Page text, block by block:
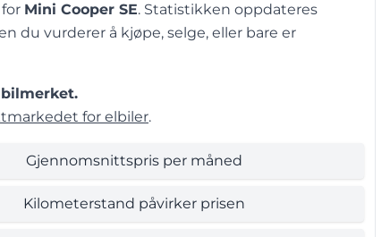
Mini Cooper SE. Statistikken oppdateres
du vurderer å kjøpe, selge, eller bare er
for elbiler.
Gjennomsnittspris per måned
Kilometerstand påvirker prisen